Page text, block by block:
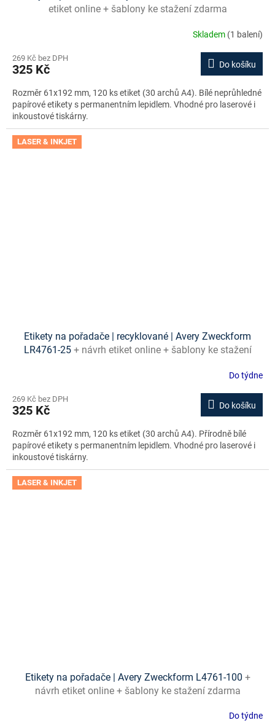
etiket online + šablony ke stažení zdarma
Skladem (1 balení)
269 Kč bez DPH
325 Kč Do košíku
Rozměr 61x192 mm, 120 ks etiket (30 archů A4). Bílé neprůhledné
papírové etikety s permanentním lepidlem. Vhodné pro laserové i
inkoustové tiskárny.
LASER & INKJET
Etikety na pořadače | recyklované | Avery Zweckform
LR4761-25 + návrh etiket online + šablony ke stažení
Do týdne
269 Kč bez DPH
325 Kč Do košíku
Rozměr 61x192 mm, 120 ks etiket (30 archů A4). Přírodně bílé
papírové etikety s permanentním lepidlem. Vhodné pro laserové i
inkoustové tiskárny.
LASER & INKJET
Etikety na pořadače | Avery Zweckform L4761-100 +
návrh etiket online + šablony ke stažení zdarma
Do týdne